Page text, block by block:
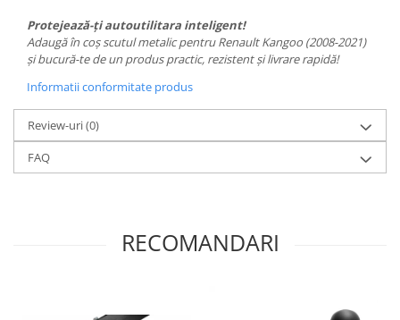
Protejează-ți autoutilitara inteligent!
Adaugă în coș scutul metalic pentru Renault Kangoo (2008-2021)
și bucură-te de un produs practic, rezistent și livrare rapidă!
Informatii conformitate produs
Review-uri(0)
FAQ
RECOMANDARI